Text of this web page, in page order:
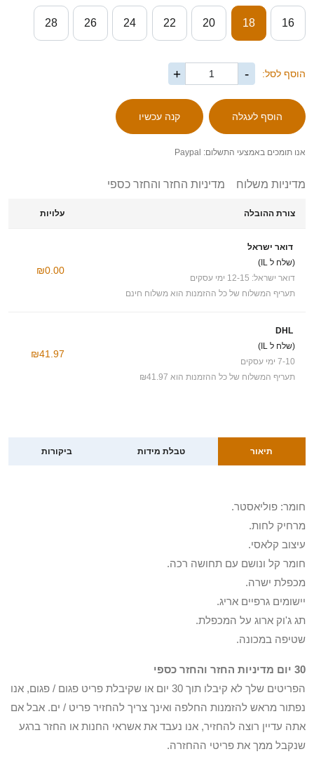
16
18
20
22
24
26
28
הוסף לסל: -
+
אנו תומכים באמצעי התשלום: Paypal
מדיניות משלוח מדיניות החזר והחזר כספי
צורת ההובלה עלויות
דואר ישראל
(שלח ל IL)
דואר ישראל: 12-15 ימי עסקים
תעריף המשלוח של כל ההזמנות הוא משלוח חינם
₪0.00
DHL
(שלח ל IL)
7-10 ימי עסקים
תעריף המשלוח של כל ההזמנות הוא ₪41.97
₪41.97
תיאור טבלת מידות ביקורות
חומר: פוליאסטר.
מרחיק לחות.
עיצוב קלאסי.
חומר קל ונושם עם תחושה רכה.
מכפלת ישרה.
יישומים גרפיים אריג.
תג ג'וק ארוג על המכפלת.
שטיפה במכונה.
30 יום מדיניות החזר והחזר כספי
הפריטים שלך לא קיבלו תוך 30 יום או שקיבלת פריט פגום / פגום, אנו
נפתור מראש להזמנות החלפה ואינך צריך להחזיר פריט / ים. אבל אם
אתה עדיין רוצה להחזיר, אנו נעבד את אשראי החנות או החזר ברגע
שנקבל ממך את פריטי ההחזרה.